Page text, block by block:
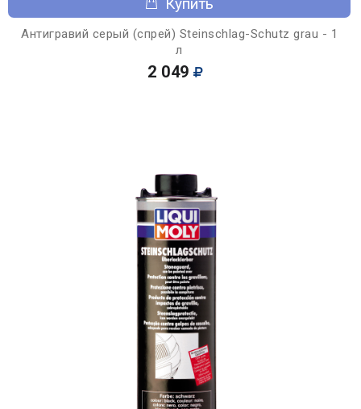
Антигравий серый (спрей) Steinschlag-Schutz grau - 1
л
2 049